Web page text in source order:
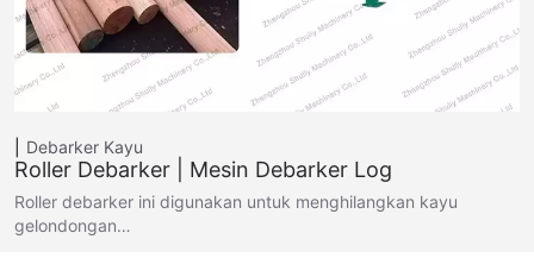
Debarker Kayu
Roller Debarker | Mesin Debarker Log
Roller debarker ini digunakan untuk menghilangkan kayu
gelondongan…